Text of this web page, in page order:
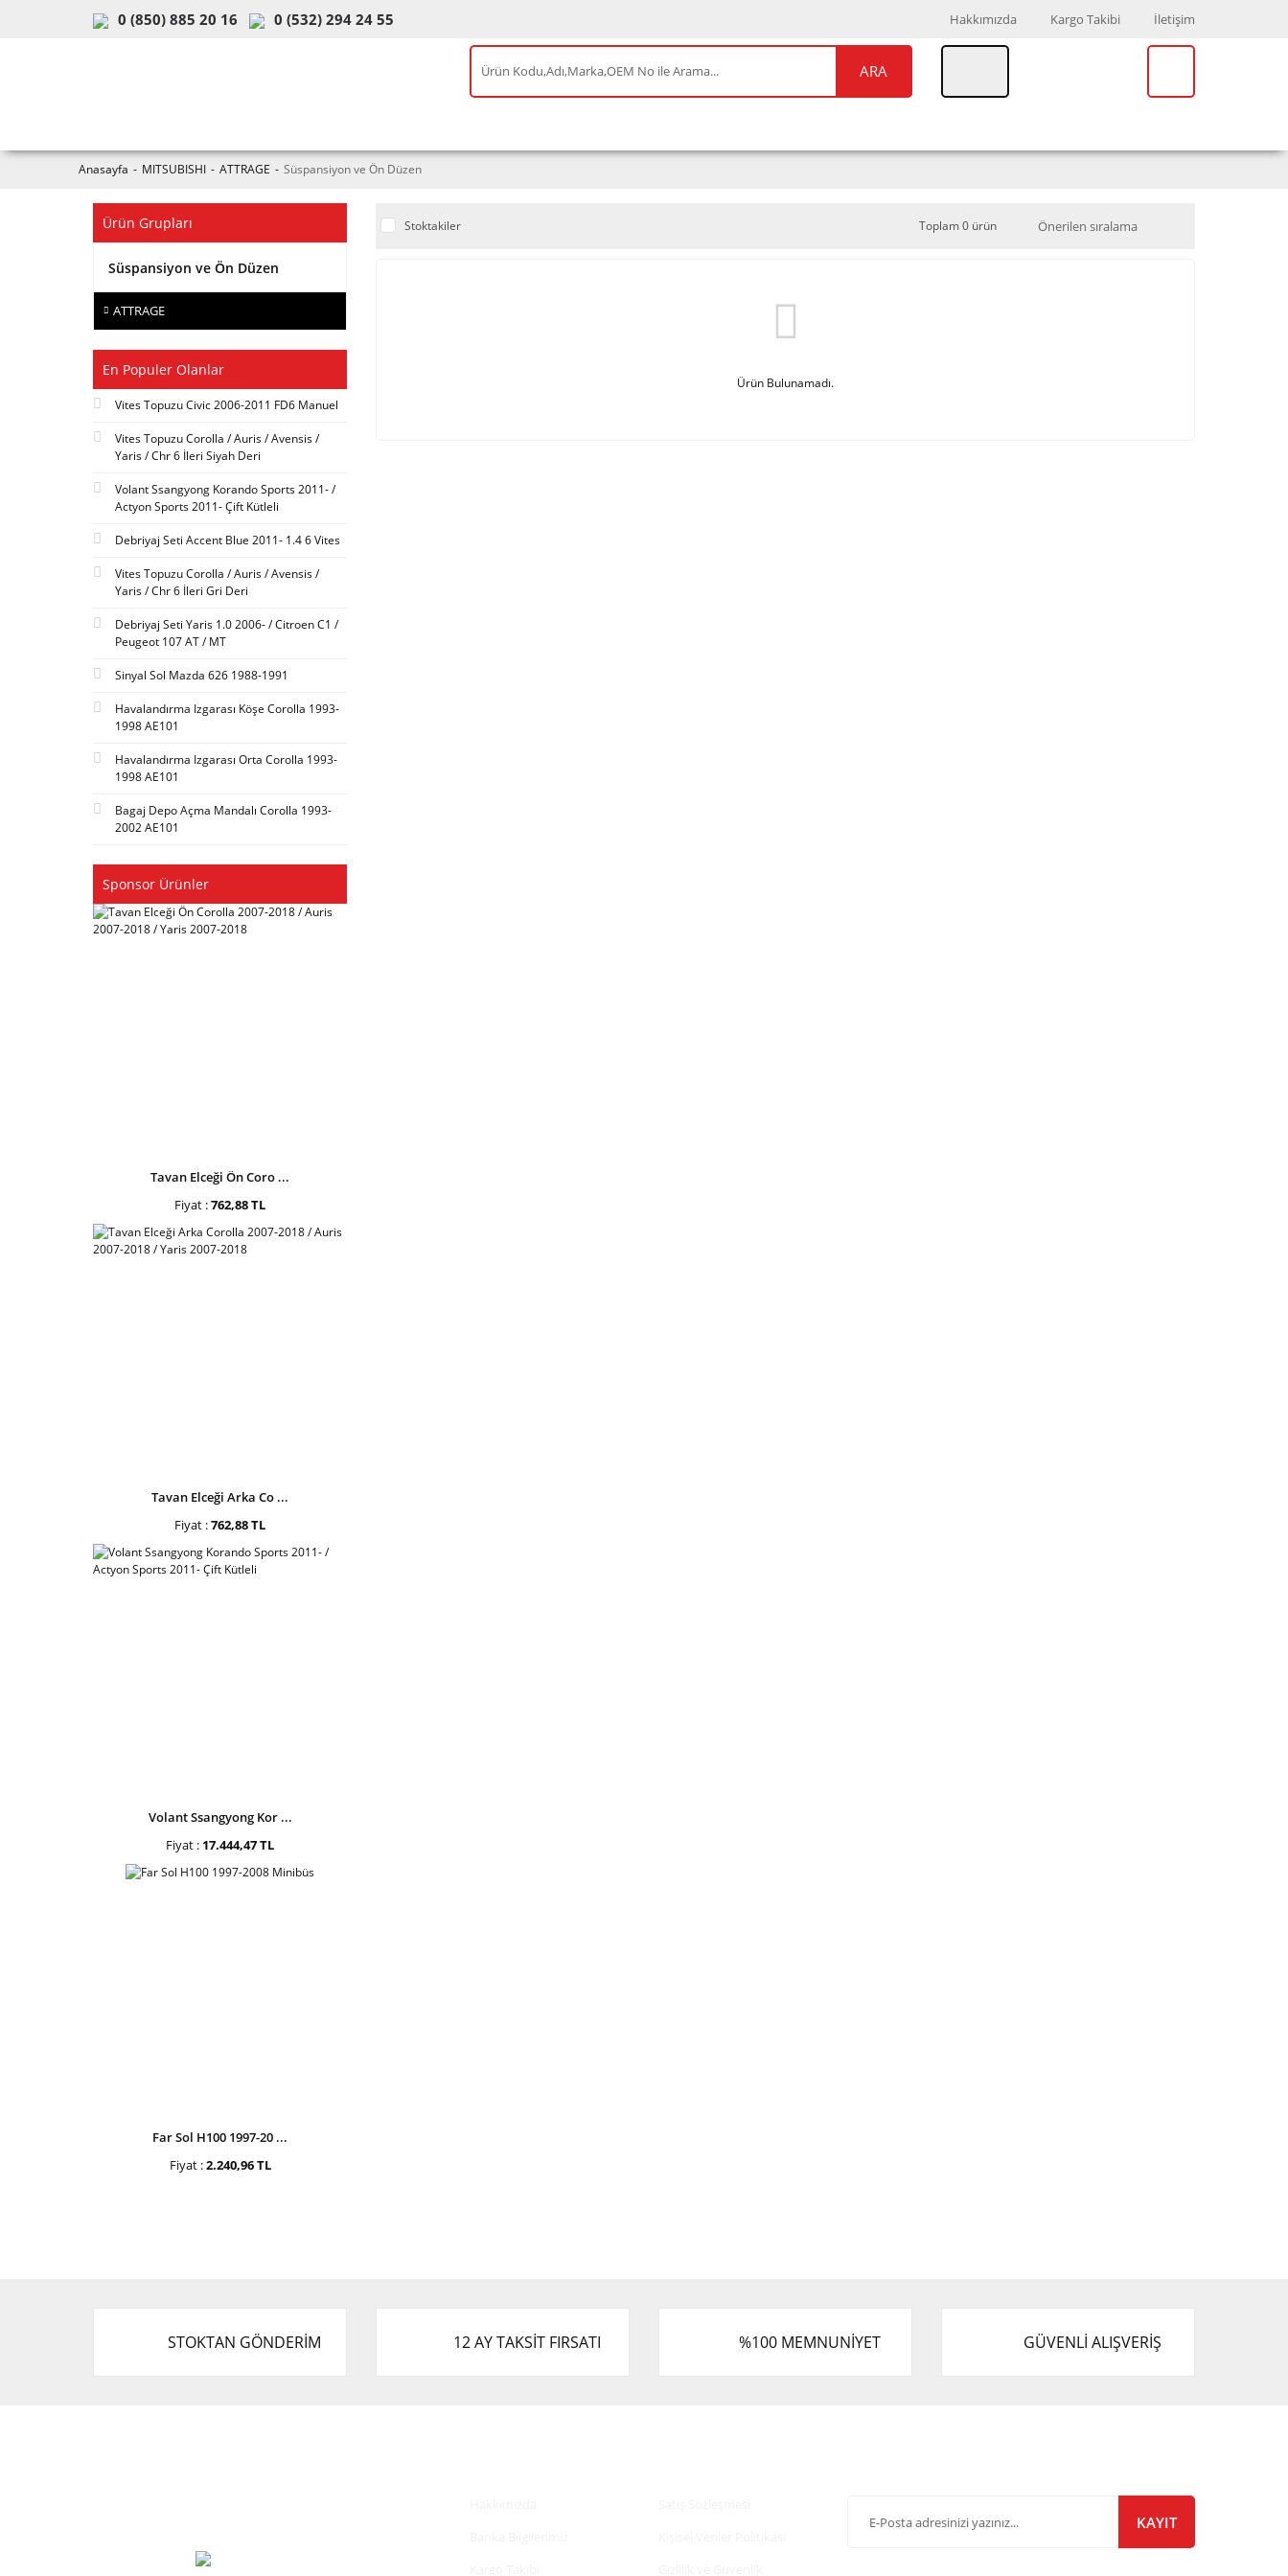
0 (850) 885 20 16 0 (532) 294 24 55 Hakkımızda Kargo Takibi İletişim
ARA
Anasayfa MITSUBISHI ATTRAGE Süspansiyon ve Ön Düzen
Ürün Grupları
Süspansiyon ve Ön Düzen
ATTRAGE
En Populer Olanlar
Vites Topuzu Civic 2006-2011 FD6 Manuel
Vites Topuzu Corolla / Auris / Avensis /
Yaris / Chr 6 İleri Siyah Deri
Volant Ssangyong Korando Sports 2011- /
Actyon Sports 2011- Çift Kütleli
Debriyaj Seti Accent Blue 2011- 1.4 6 Vites
Vites Topuzu Corolla / Auris / Avensis /
Yaris / Chr 6 İleri Gri Deri
Debriyaj Seti Yaris 1.0 2006- / Citroen C1 /
Peugeot 107 AT / MT
Sinyal Sol Mazda 626 1988-1991
Havalandırma Izgarası Köşe Corolla 1993-
1998 AE101
Havalandırma Izgarası Orta Corolla 1993-
1998 AE101
Bagaj Depo Açma Mandalı Corolla 1993-
2002 AE101
Sponsor Ürünler
Tavan Elceği Ön Coro ...
Fiyat :762,88 TL
Tavan Elceği Arka Co ...
Fiyat :762,88 TL
Volant Ssangyong Kor ...
Fiyat : 17.444,47 TL
Far Sol H100 1997-20 ...
Fiyat :2.240,96 TL
Stoktakiler Toplam 0 ürün
Ürün Bulunamadı.
STOKTAN GÖNDERİM 12 AY TAKSİT FIRSATI %100 MEMNUNİYET GÜVENLİ ALIŞVERİŞ
KAYIT